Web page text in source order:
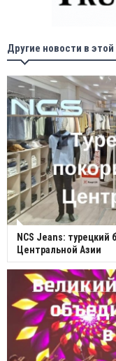
Другие новости в этой
NCS Jeans:
Центральной Азии